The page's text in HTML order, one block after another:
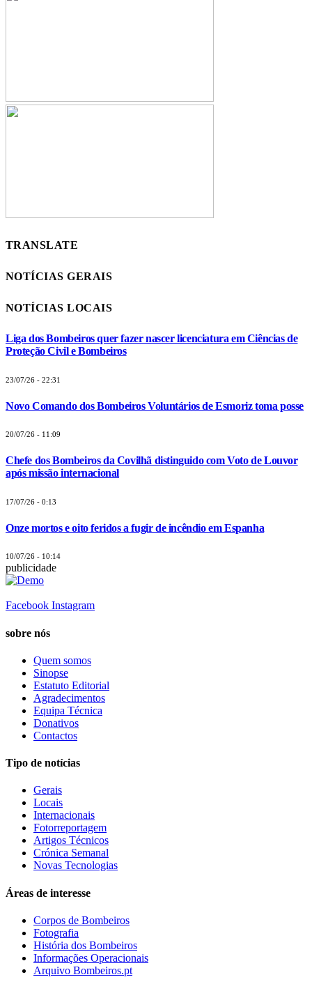
TRANSLATE
NOTÍCIAS GERAIS
NOTÍCIAS LOCAIS
Liga dos Bombeiros quer fazer nascer licenciatura em Ciências de
Proteção Civil e Bombeiros
23/07/26 - 22:31
Novo Comando dos Bombeiros Voluntários de Esmoriz toma posse
20/07/26 - 11:09
Chefe dos Bombeiros da Covilhã distinguido com Voto de Louvor
após missão internacional
17/07/26 - 0:13
Onze mortos e oito feridos a fugir de incêndio em Espanha
10/07/26 - 10:14
publicidade
Facebook Instagram
sobre nós
Quem somos
Sinopse
Estatuto Editorial
Agradecimentos
Equipa Técnica
Donativos
Contactos
Tipo de notícias
Gerais
Locais
Internacionais
Fotorreportagem
Artigos Técnicos
Crónica Semanal
Novas Tecnologias
Áreas de interesse
Corpos de Bombeiros
Fotografia
História dos Bombeiros
Informações Operacionais
Arquivo Bombeiros.pt